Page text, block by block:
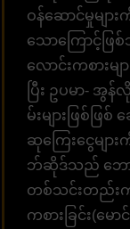
ဝန်ဆောင်မှုမျာ
သောကြောင့်ဖြ
လောင်းကစားမ
ပြီး ဥပမာ- အွန်
မ်းများဖြစ်ဖြ
ဆုကြေးငွေမျာ
ဘ်ဆိုဒ်သည် ဘောလုံ
တစ်သင်းတည်းကစ
ကစားခြင်း(မေ